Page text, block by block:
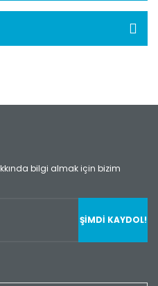
bilgi almak için bizim
ŞİMDİ KAYDOL!